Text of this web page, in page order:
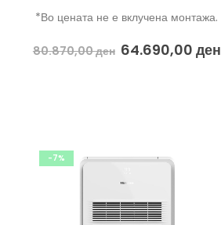
*Во цената не е вклучена монтажа.
80.870,00ден 64.690,00 ден
-7%